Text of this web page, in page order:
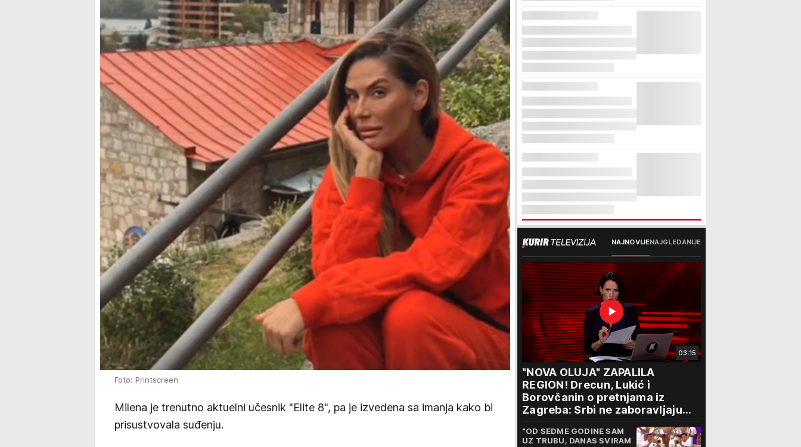
Foto: Printscreen
Milena je trenutno aktuelni učesnik "Elite 8", pa je izvedena sa imanja kako bi
prisustvovala suđenju.
NAJNOVIJENAJGLEDANIJE
03:15
"NOVA OLUJA" ZAPALILA
REGION! Drecun, Lukić i
Borovčanin o pretnjama iz
Zagreba: Srbi ne zaboravljaju
progon
"OD SEDME GODINE SAM
UZ TRUBU, DANAS SVIRAM